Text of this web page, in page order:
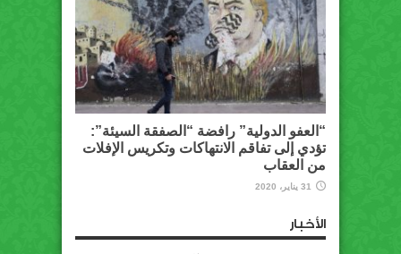
“العفو الدولية” رافضة “الصفقة السيئة”:
تؤدي إلى تفاقم الانتهاكات وتكريس الإفلات
من العقاب
31 يناير، 2020
الأخبار